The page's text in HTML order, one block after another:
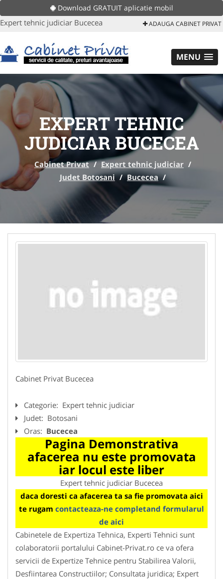
Download GRATUIT aplicatie mobil
Expert tehnic judiciar Bucecea ADAUGA CABINET PRIVAT
MENU
EXPERT TEHNIC
JUDICIAR BUCECEA
Cabinet Privat / Expert tehnic judiciar /
Judet Botosani / Bucecea /
Cabinet Privat Bucecea
Categorie: Expert tehnic judiciar
Judet: Botosani
Oras: Bucecea
Pagina Demonstrativa
afacerea nu este promovata
iar locul este liber
Expert tehnic judiciar Bucecea
daca doresti ca afacerea ta sa fie promovata aici
te rugam contacteaza-ne completand formularul
de aici
Cabinetele de Expertiza Tehnica, Experti Tehnici sunt
colaboratorii portalului Cabinet-Privat.ro ce va ofera
servicii de Expertize Tehnice pentru Stabilirea Valorii,
Desfiintarea Constructiilor; Consultata juridica; Expert